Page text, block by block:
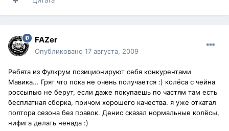
FAZer
Опубликовано 17 августа, 2009
Ребята из Фулкрум позиционируют себя конкурентами
Мавика... Грят что пока не очень получается :) колёса с чейна
россыпью не берут, если даже покупаешь по частям там есть
бесплатная сборка, причом хорошего качества. я уже откатал
полтора сезона без правок. Денис сказал нормальные колёсы,
нифига делать ненада :)